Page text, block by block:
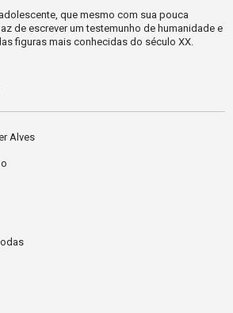
que mesmo com sua pouca
de escrever um testemunho de humanidade e
figuras mais conhecidas do século XX.
Alves